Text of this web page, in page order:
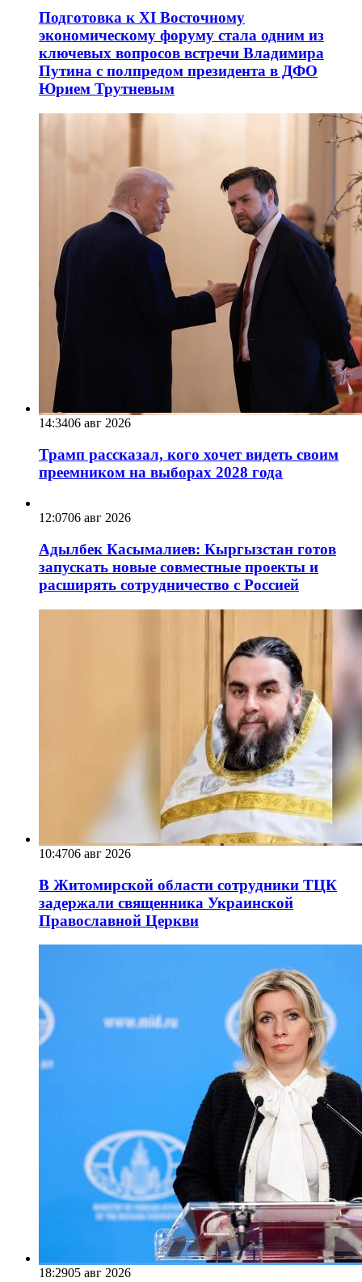
Подготовка к XI Восточному
экономическому форуму стала одним из
ключевых вопросов встречи Владимира
Путина с полпредом президента в ДФО
Юрием Трутневым
14:3406 авг 2026
Трамп рассказал, кого хочет видеть своим
преемником на выборах 2028 года
12:0706 авг 2026
Адылбек Касымалиев: Кыргызстан готов
запускать новые совместные проекты и
расширять сотрудничество с Россией
10:4706 авг 2026
В Житомирской области сотрудники ТЦК
задержали священника Украинской
Православной Церкви
18:2905 авг 2026